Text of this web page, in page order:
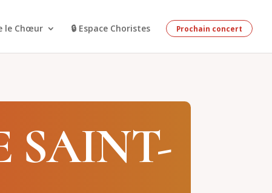
le Chœur 🔒 Espace Choristes Prochain concert
SAINT-